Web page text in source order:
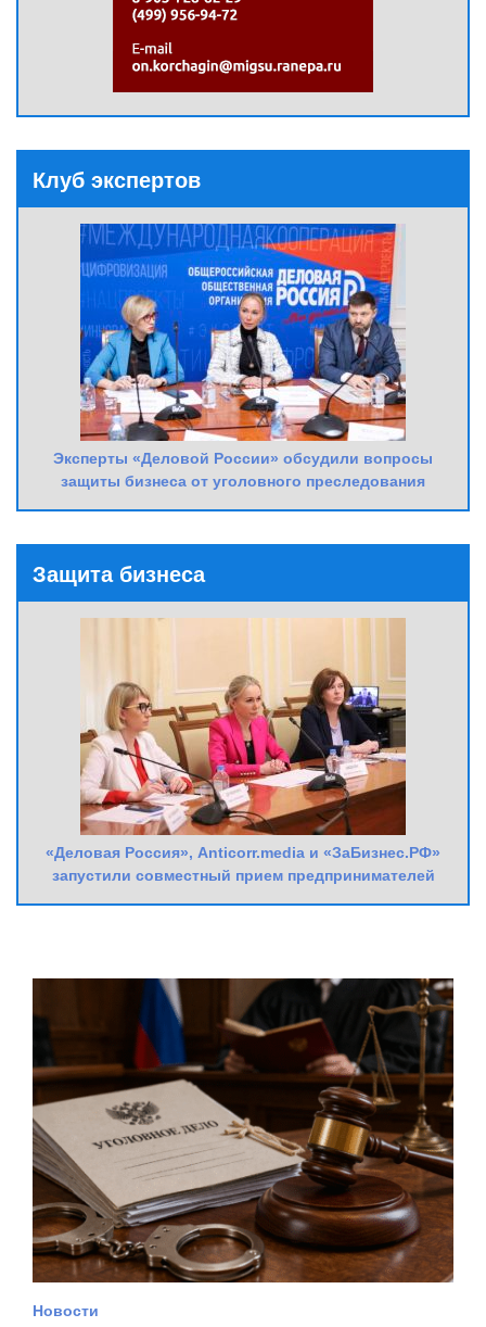
Клуб экспертов
Эксперты «Деловой России» обсудили вопросы
защиты бизнеса от уголовного преследования
Защита бизнеса
«Деловая Россия», Anticorr.media и «ЗаБизнес.РФ»
запустили совместный прием предпринимателей
Новости